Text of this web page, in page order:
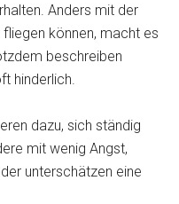
Anders mit der
können, macht es
beschreiben
hinderlich.
dazu, sich ständig
mit wenig Angst,
unterschätzen eine